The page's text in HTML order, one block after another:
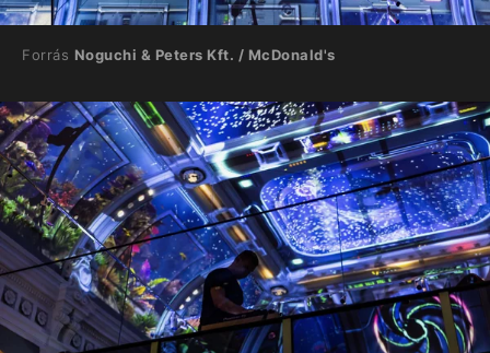
Forrás Noguchi & Peters Kft. / McDonald's